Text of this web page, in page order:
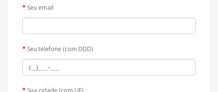
Seu email
Seu telefone (com DDD)
Sua cidade (com UF)